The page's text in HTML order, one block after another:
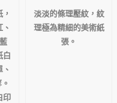
白
印
淡淡的條理壓紋，紋
理極為精細的美術紙
張。